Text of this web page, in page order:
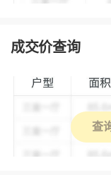
成交价查询
查